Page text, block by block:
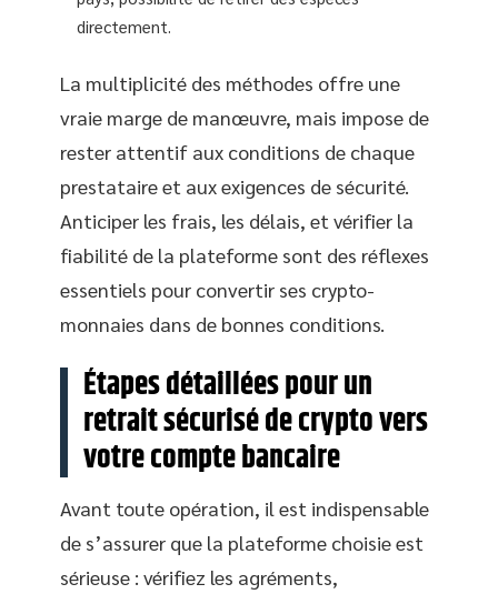
directement.
La multiplicité des méthodes offre une
vraie marge de manœuvre, mais impose de
rester attentif aux conditions de chaque
prestataire et aux exigences de sécurité.
Anticiper les frais, les délais, et vérifier la
fiabilité de la plateforme sont des réflexes
essentiels pour convertir ses crypto-
monnaies dans de bonnes conditions.
Étapes détaillées pour un
retrait sécurisé de crypto vers
votre compte bancaire
Avant toute opération, il est indispensable
de s’assurer que la plateforme choisie est
sérieuse : vérifiez les agréments,